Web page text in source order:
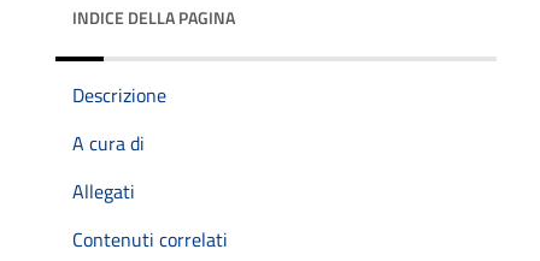
INDICE DELLA PAGINA
Descrizione
A cura di
Allegati
Contenuti correlati